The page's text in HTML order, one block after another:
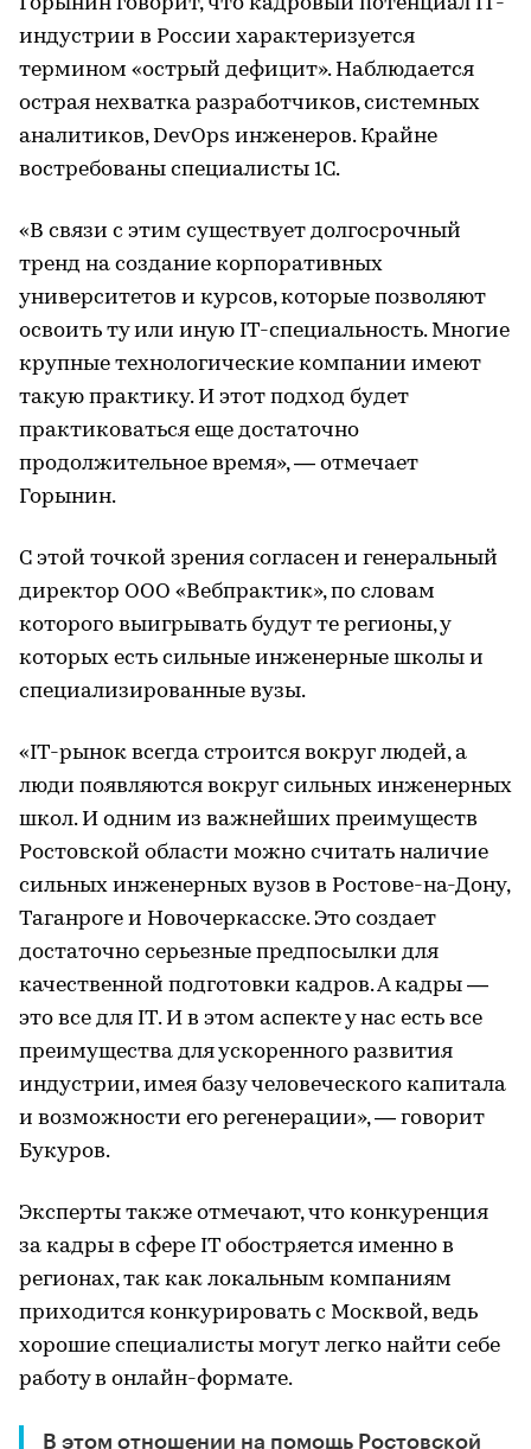
индустрии в России характеризуется
термином «острый дефицит». Наблюдается
острая нехватка разработчиков, системных
аналитиков, DevOps инженеров. Крайне
востребованы специалисты 1С.
«В связи с этим существует долгосрочный
тренд на создание корпоративных
университетов и курсов, которые позволяют
освоить ту или иную IT-специальность. Многие
крупные технологические компании имеют
такую практику. И этот подход будет
практиковаться еще достаточно
продолжительное время», — отмечает
Горынин.
С этой точкой зрения согласен и генеральный
директор ООО «Вебпрактик», по словам
которого выигрывать будут те регионы, у
которых есть сильные инженерные школы и
специализированные вузы.
«IT-рынок всегда строится вокруг людей, а
люди появляются вокруг сильных инженерных
школ. И одним из важнейших преимуществ
Ростовской области можно считать наличие
сильных инженерных вузов ­в Ростове-на-Дону,
Таганроге и Новочеркасске. Это создает
достаточно серьезные предпосылки для
качественной подготовки кадров. А кадры —
это все для IT. И в этом аспекте у нас есть все
преимущества для ускоренного развития
индустрии, имея базу человеческого капитала
и возможности его регенерации», — говорит
Букуров.
Эксперты также отмечают, что конкуренция
за кадры в сфере IT обостряется именно в
регионах, так как локальным компаниям
приходится конкурировать с Москвой, ведь
хорошие специалисты могут легко найти себе
работу в онлайн-формате.
В этом отношении на помощь Ростовской